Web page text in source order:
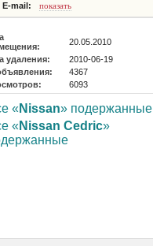
E-mail:
показать
20.05.2010
удаления:
2010-06-19
4367
6093
« Nissan» подержанные
« Nissan Cedric»